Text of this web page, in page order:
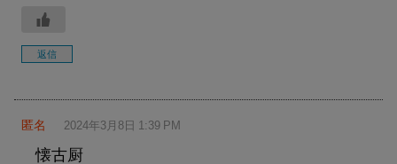
返信
匿名 2024年3月8日 1:39 PM
懐古厨